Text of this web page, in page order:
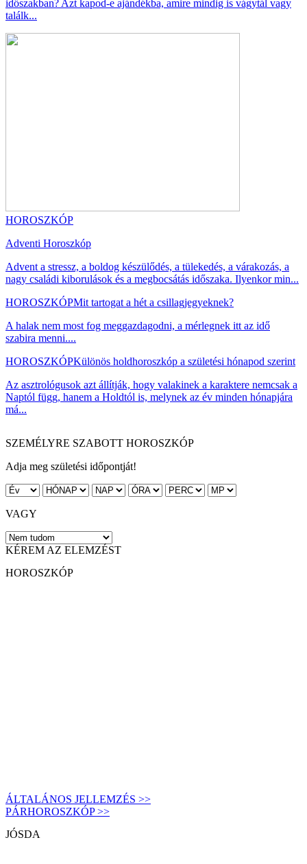
időszakban? Azt kapod-e ajándékba, amire mindig is vágytál vagy
találk...
HOROSZKÓP
Adventi Horoszkóp
Advent a stressz, a boldog készülődés, a tülekedés, a várakozás, a
nagy családi kiborulások és a megbocsátás időszaka. Ilyenkor min...
HOROSZKÓPMit tartogat a hét a csillagjegyeknek?
A halak nem most fog meggazdagodni, a mérlegnek itt az idő
szabira menni....
HOROSZKÓPKülönös holdhoroszkóp a születési hónapod szerint
Az asztrológusok azt állítják, hogy valakinek a karaktere nemcsak a
Naptól függ, hanem a Holdtól is, melynek az év minden hónapjára
má...
SZEMÉLYRE SZABOTT HOROSZKÓP
Adja meg születési időpontját!
VAGY
KÉREM AZ ELEMZÉST
HOROSZKÓP
ÁLTALÁNOS JELLEMZÉS >>
PÁRHOROSZKÓP >>
JÓSDA